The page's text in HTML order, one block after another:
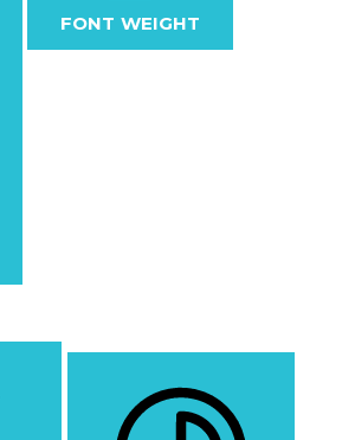
FONT WEIGHT